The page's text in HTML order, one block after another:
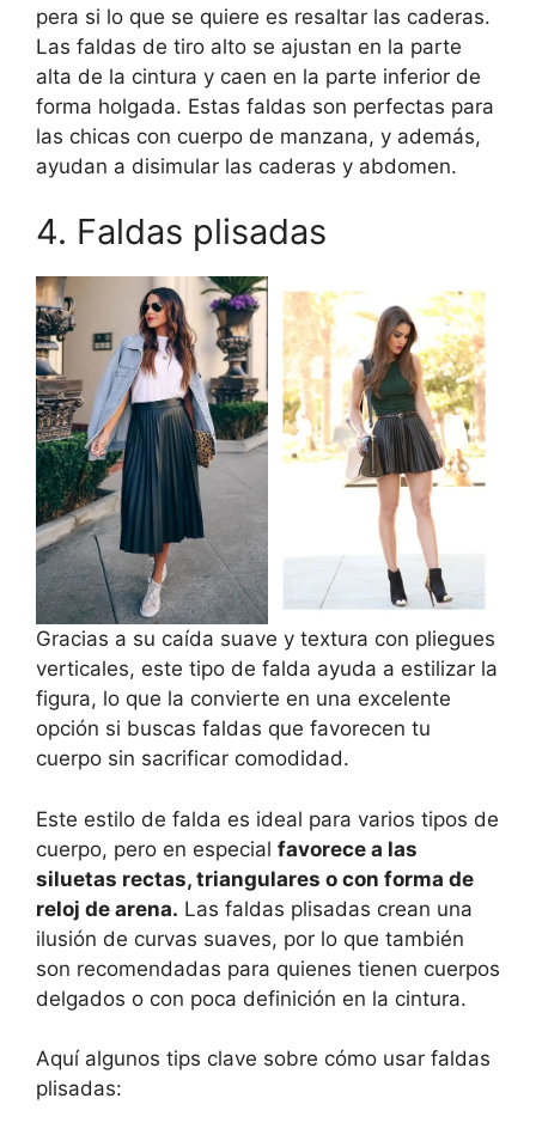
pera si lo que se quiere es resaltar las caderas.
Las faldas de tiro alto se ajustan en la parte
alta de la cintura y caen en la parte inferior de
forma holgada. Estas faldas son perfectas para
las chicas con cuerpo de manzana, y además,
ayudan a disimular las caderas y abdomen.
4. Faldas plisadas
Gracias a su caída suave y textura con pliegues
verticales, este tipo de falda ayuda a estilizar la
figura, lo que la convierte en una excelente
opción si buscas faldas que favorecen tu
cuerpo sin sacrificar comodidad.
Este estilo de falda es ideal para varios tipos de
cuerpo, pero en especial favorece a las
siluetas rectas, triangulares o con forma de
reloj de arena. Las faldas plisadas crean una
ilusión de curvas suaves, por lo que también
son recomendadas para quienes tienen cuerpos
delgados o con poca definición en la cintura.
Aquí algunos tips clave sobre cómo usar faldas
plisadas: